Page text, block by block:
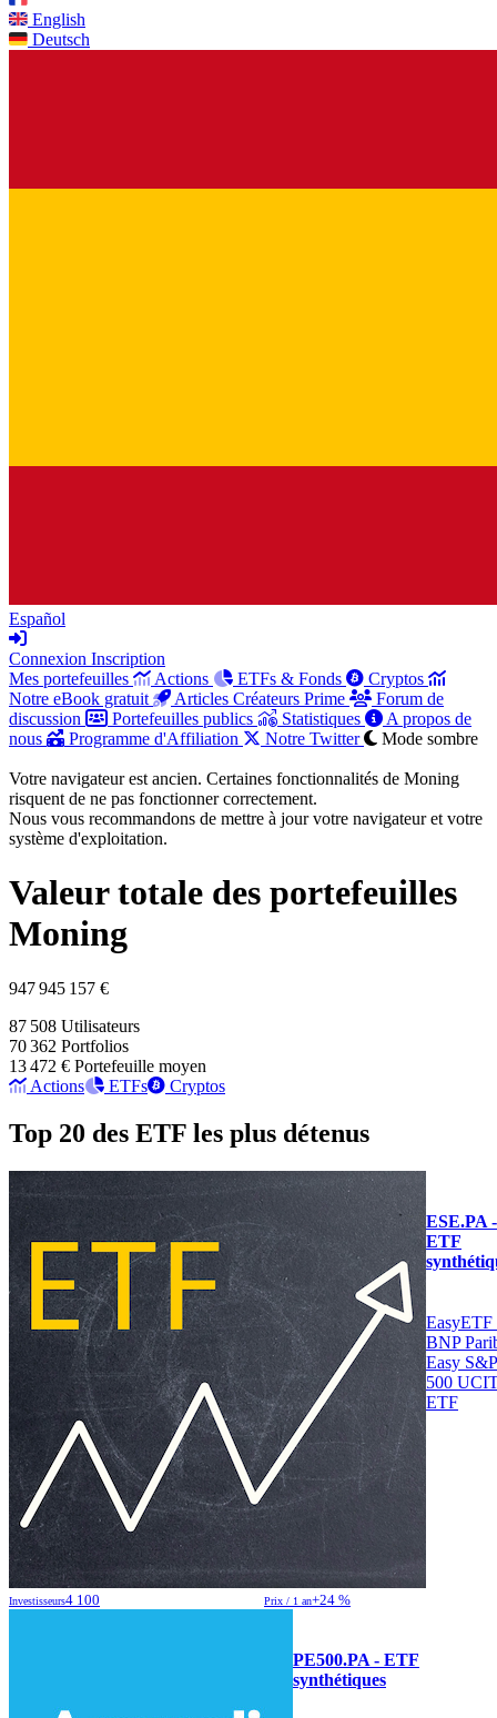
English
Deutsch
Español
Connexion Inscription
Mes portefeuilles
Actions ETFs & Fonds
Cryptos
Notre eBook gratuit
Articles Créateurs Prime
Forum de
discussion
Portefeuilles publics Statistiques
A propos de
nous
Programme d'Affiliation Notre Twitter Mode sombre
Votre navigateur est ancien. Certaines fonctionnalités de Moning
risquent de ne pas fonctionner correctement.
Nous vous recommandons de mettre à jour votre navigateur et votre
système d'exploitation.
Valeur totale des portefeuilles
Moning
947 945 157 €
87 508 Utilisateurs
70 362 Portfolios
13 472 € Portefeuille moyen
Actions
ETFs Cryptos
Top 20 des ETF les plus détenus
ESE.PA -
ETF
EasyETF
BNP
Easy S&P
500
ETF
Investisseurs4 100 Prix / 1 an+24 %
PE500.PA - ETF
synthétiques